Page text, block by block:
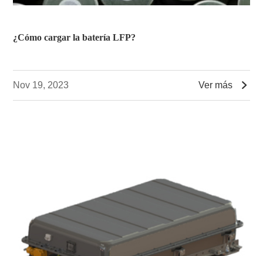
¿Cómo cargar la batería LFP?
Nov 19, 2023 Ver más 